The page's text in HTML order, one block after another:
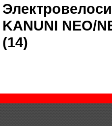
KANUNI NEO/
(14)